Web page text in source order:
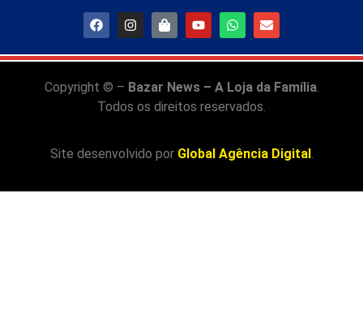
Copyright © – Bazar News – A Loja da Família.
Todos os direitos reservados.
Site desenvolvido por Global Agência Digital.